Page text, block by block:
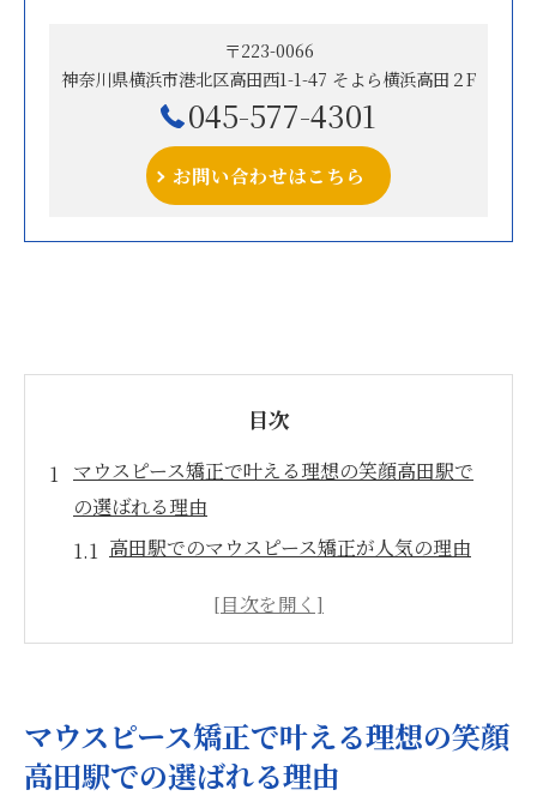
〒223-0066
神奈川県横浜市港北区高田西1-1-47 そよら横浜高田２F
045-577-4301
お問い合わせはこちら
目次
マウスピース矯正で叶える理想の笑顔高田駅で
の選ばれる理由
高田駅でのマウスピース矯正が人気の理由
高田駅周辺での矯正治療の充実度
高田駅周辺の口コミから見るマウスピース矯正
マウスピース矯正で叶える理想の笑顔
高田駅での選ばれる理由